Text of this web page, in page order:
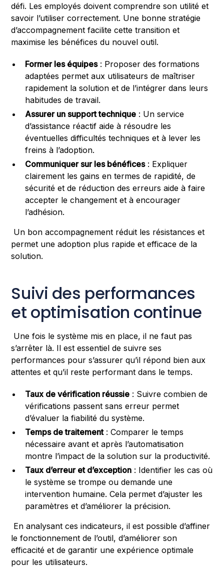
défi. Les employés doivent comprendre son utilité et
savoir l’utiliser correctement. Une bonne stratégie
d’accompagnement facilite cette transition et
maximise les bénéfices du nouvel outil.
Former les équipes: Proposer des formations
adaptées permet aux utilisateurs de maîtriser
rapidement la solution et de l’intégrer dans leurs
habitudes de travail.
Assurer un support technique : Un service
d’assistance réactif aide à résoudre les
éventuelles difficultés techniques et à lever les
freins à l’adoption.
Communiquer sur les bénéfices: Expliquer
clairement les gains en termes de rapidité, de
sécurité et de réduction des erreurs aide à faire
accepter le changement et à encourager
l’adhésion.
Un bon accompagnement réduit les résistances et
permet une adoption plus rapide et efficace de la
solution.
Suivi des performances
et optimisation continue
Une fois le système mis en place, il ne faut pas
s’arrêter là. Il est essentiel de suivre ses
performances pour s’assurer qu’il répond bien aux
attentes et qu’il reste performant dans le temps.
Taux de vérification réussie : Suivre combien de
vérifications passent sans erreur permet
d’évaluer la fiabilité du système.
Temps de traitement: Comparer le temps
nécessaire avant et après l’automatisation
montre l’impact de la solution sur la productivité.
Taux d’erreur et d’exception : Identifier les cas où
le système se trompe ou demande une
intervention humaine. Cela permet d’ajuster les
paramètres et d’améliorer la précision.
En analysant ces indicateurs, il est possible d’affiner
le fonctionnement de l’outil, d’améliorer son
efficacité et de garantir une expérience optimale
pour les utilisateurs.